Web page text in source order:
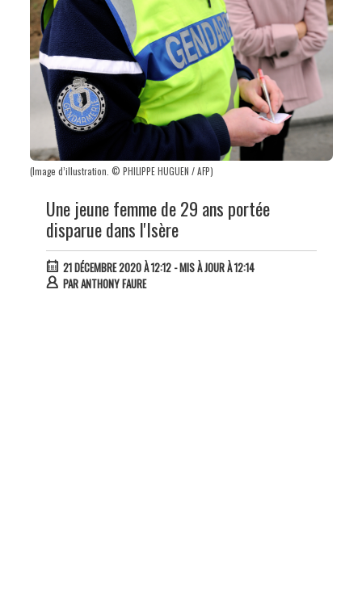
(Image d’illustration. © PHILIPPE HUGUEN / AFP)
Une jeune femme de 29 ans portée
disparue dans l'Isère
21 DÉCEMBRE 2020 À 12:12- MIS À JOUR À 12:14
PARANTHONY FAURE